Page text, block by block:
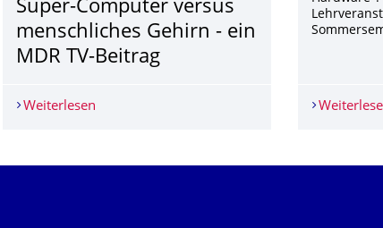
2026
Super-Computer versus
menschliches Gehirn - ein
MDR TV-Beitrag
Weiterlesen Super-Computer versus menschliches Gehirn -